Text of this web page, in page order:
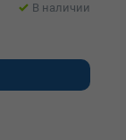
В наличии